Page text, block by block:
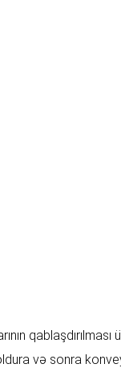
qablaşdırılması
və sonra